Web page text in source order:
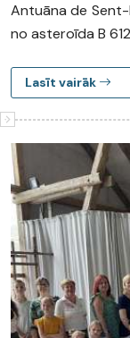
Antuāna de
no asteroīda B
Lasīt vairāk